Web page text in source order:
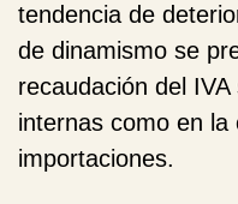
tendencia de
de dinamismo se
recaudación del
internas como en
importaciones.